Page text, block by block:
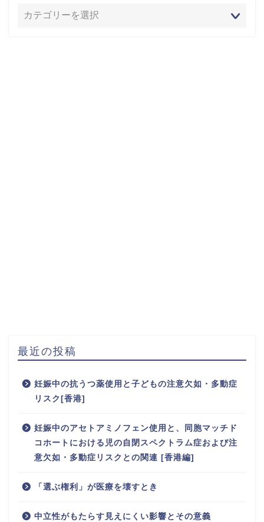
最近の投稿
妊娠中の抗うつ薬使用と子どもの注意欠如・多動症
リスク[香港]
妊娠中のアセトアミノフェン使用と、同胞マッチド
コホートにおける児の自閉スペクトラム症および注
意欠如・多動症リスクとの関連 [香港編]
「選ぶ権利」が医療を壊すとき
中立性がもたらす見えにくい影響とその意義